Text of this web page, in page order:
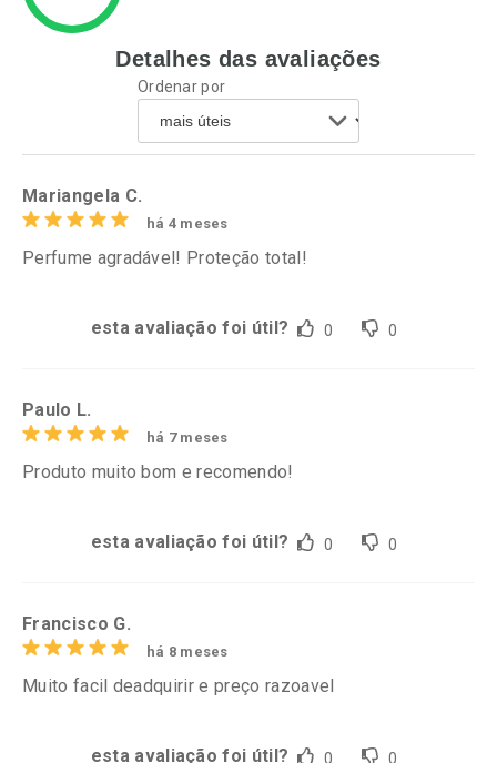
Ativar Desconto
Comprar sem Desconto
Por R$ 37,25/cada
Comprar sem Desconto
Ativar Desconto
Comprar sem Desconto
Por R$ 55,19/cada
Por R$ 55,19/cada
Detalhes das avaliações
Ordenar por
Mariangela C.
há 4 meses
Perfume agradável! Proteção total!
esta avaliação foi útil? 0 0
Paulo L.
há 7 meses
Produto muito bom e recomendo!
esta avaliação foi útil? 0 0
Francisco G.
há 8 meses
Muito facil deadquirir e preço razoavel
esta avaliação foi útil? 0 0